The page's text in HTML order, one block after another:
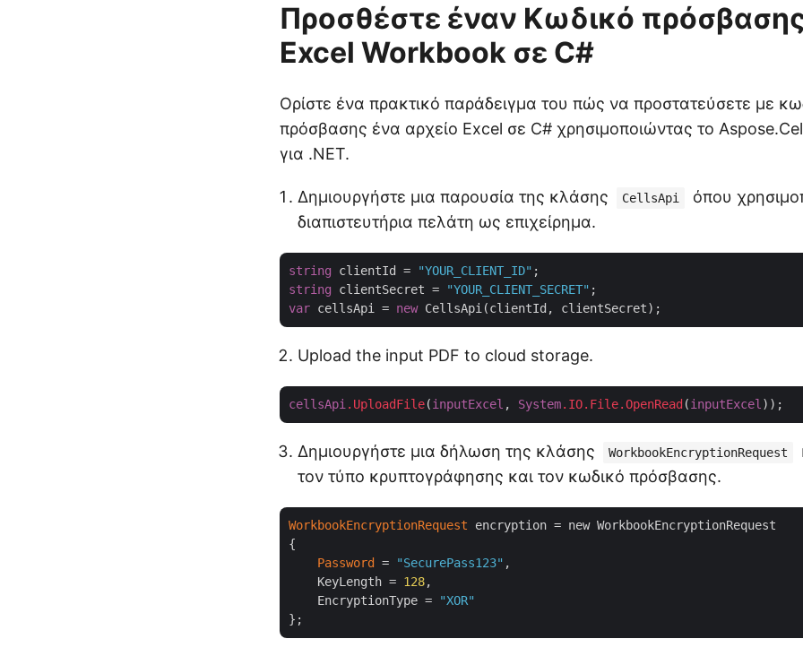
Προσθέστε έναν Κωδικό
Excel Workbook σε C#
Ορίστε ένα πρακτικό παράδειγμα του πώς να προστατεύσετε με
πρόσβασης ένα αρχείο Excel σε C# χρησιμοποιώντας το
για .NET.
Δημιουργήστε μια παρουσία της κλάσης CellsApi
όπου
διαπιστευτήρια πελάτη ως επιχείρημα.
string clientId = "YOUR_CLIENT_ID"
string clientSecret = "YOUR_CLIENT_SECRET"
var cellsApi = new
Upload the input PDF to cloud storage.
cellsApi.UploadFile(inputExcel , System.IO.File.OpenRead (inputExcel
Δημιουργήστε μια δήλωση της κλάσης WorkbookEncryptionRequest
τον τύπο κρυπτογράφησης και τον κωδικό πρόσβασης.
WorkbookEncryptionRequest encryption = new WorkbookEncryptionRequest
{
Password
= "SecurePass123" ,
    KeyLength =
128,
    EncryptionType =
"XOR"